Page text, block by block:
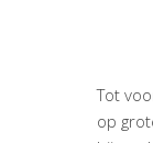
Tot
op